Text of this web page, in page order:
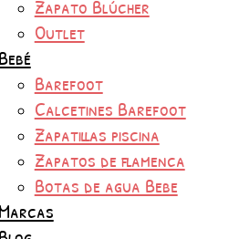
Zapato Blúcher
Outlet
Bebé
Barefoot
Calcetines Barefoot
Zapatillas piscina
Zapatos de flamenca
Botas de agua Bebe
Marcas